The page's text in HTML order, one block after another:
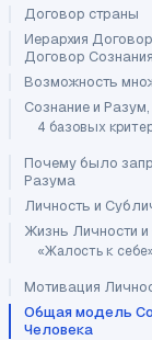
Договор страны
Иерархия
Договор Сознания
Возможность
Сознание и
4 базовых
Почему было
Разума
Личность и
Жизнь Личности
«Жалость к
Мотивация
Общая модель
Человека